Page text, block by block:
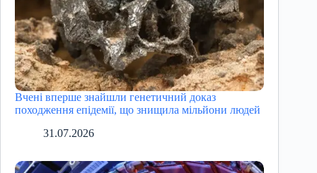
Вчені вперше знайшли генетичний доказ
походження епідемії, що знищила мільйони людей
31.07.2026